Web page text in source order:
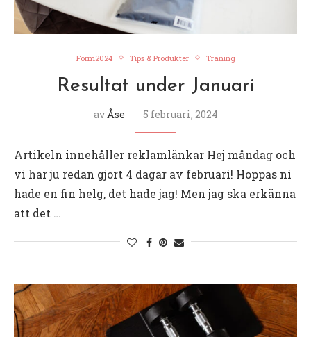
Form2024 Tips & Produkter Träning
Resultat under Januari
av Åse 5 februari, 2024
Artikeln innehåller reklamlänkar Hej måndag och
vi har ju redan gjort 4 dagar av februari! Hoppas ni
hade en fin helg, det hade jag! Men jag ska erkänna
att det …